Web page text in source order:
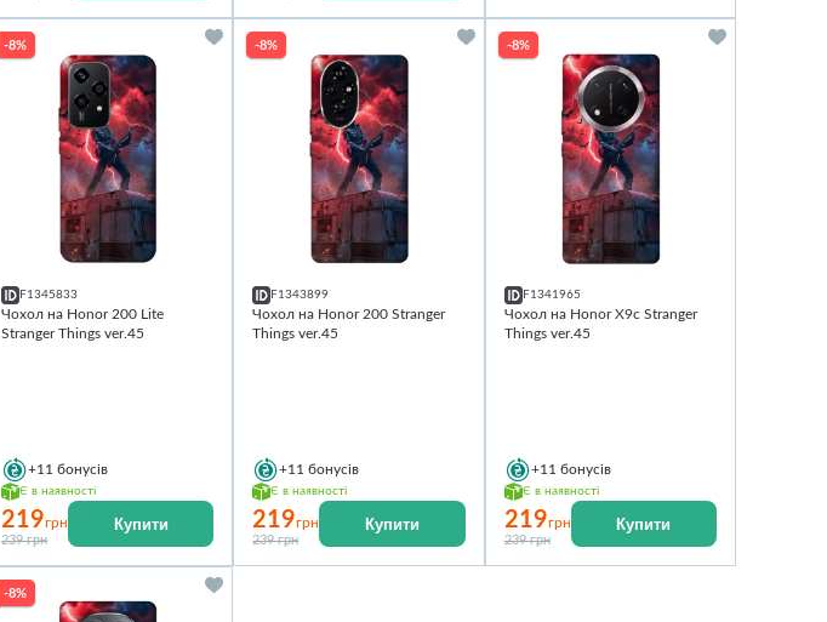
-8%
F1345833
Чохол на Honor 200 Lite
Stranger Things ver.45
+11 бонусів
Є в наявності
219грн
239 грн
Купити
-8%
F1343899
Чохол на Honor 200 Stranger
Things ver.45
+11 бонусів
Є в наявності
219грн
239 грн
Купити
-8%
F1341965
Чохол на Honor X9c Stranger
Things ver.45
+11 бонусів
Є в наявності
219грн
239 грн
Купити
-8%